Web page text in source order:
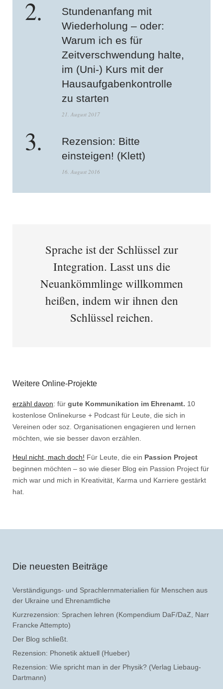
Stundenanfang mit
Wiederholung – oder:
Warum ich es für
Zeitverschwendung halte,
im (Uni-) Kurs mit der
Hausaufgabenkontrolle
zu starten
21. August 2017
Rezension: Bitte
einsteigen! (Klett)
16. August 2016
Sprache ist der Schlüssel zur
Integration. Lasst uns die
Neuankömmlinge willkommen
heißen, indem wir ihnen den
Schlüssel reichen.
Weitere Online-Projekte
erzähl davon: für gute Kommunikation im Ehrenamt. 10
kostenlose Onlinekurse + Podcast für Leute, die sich in
Vereinen oder soz. Organisationen engagieren und lernen
möchten, wie sie besser davon erzählen.
Heul nicht, mach doch! Für Leute, die ein Passion Project
beginnen möchten – so wie dieser Blog ein Passion Project für
mich war und mich in Kreativität, Karma und Karriere gestärkt
hat.
Die neuesten Beiträge
Verständigungs- und Sprachlernmaterialien für Menschen aus
der Ukraine und Ehrenamtliche
Kurzrezension: Sprachen lehren (Kompendium DaF/DaZ, Narr
Francke Attempto)
Der Blog schließt.
Rezension: Phonetik aktuell (Hueber)
Rezension: Wie spricht man in der Physik? (Verlag Liebaug-
Dartmann)